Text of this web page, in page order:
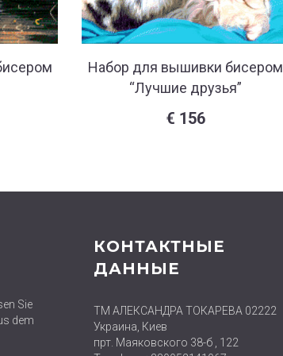
Набор для вышивки бисером
“Лучшие друзья”
€ 156
Sie
dem
КОНТАКТНЫЕ
ДАННЫЕ
ТМ АЛЕКСАНДРА ТОКАРЕВА 02222
Украина, Киев
прт. Маяковского 38-б , 122